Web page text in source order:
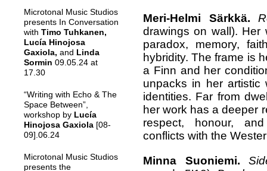
Microtonal Music Studios
presents In Conversation
with Timo Tuhkanen,
Lucía Hinojosa
Gaxiola, and Linda
Sormin 09.05.24 at
17.30
“Writing with Echo & The
Space Between”,
workshop by Lucía
Hinojosa Gaxiola [08-
09].06.24
Microtonal Music Studios
presents the
Meri-Helmi Särkkä.
drawings on wall). Her
paradox, memory,
hybridity. The frame is
a Finn and her
unpacks in her
identities. Far from
her work has a deeper
respect, honour,
conflicts with the
Minna Suoniemi.